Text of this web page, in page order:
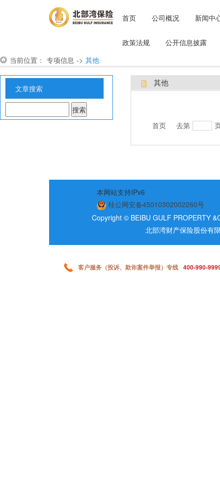
首页 公司概况 新闻中
政策法规
公开信息披露
当前位置： 专项信息 -> 其他
文章搜索
其他
首页 去第
本网站支持IPv6
桂公网安备45010302002260号
Copyright © BEIBU GULF PROPERTY
北部湾财产保险股份有
客户服务（投诉、欺诈案件举报）专线 400-990-